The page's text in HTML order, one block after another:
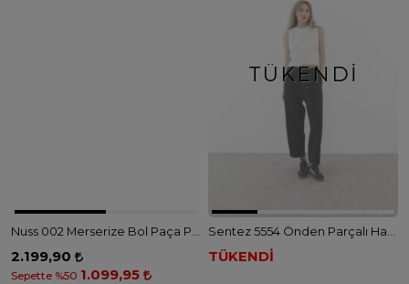
2.199,90
Sepette %50 1.099,95
TÜKENDI
TÜKENDİ